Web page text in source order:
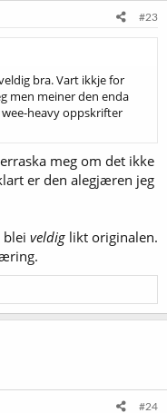
#23
bra. Vart ikkje for
men meiner den enda
heavy oppskrifter
meg om det ikke
er den alegjæren jeg
blei veldig likt originalen.
#24